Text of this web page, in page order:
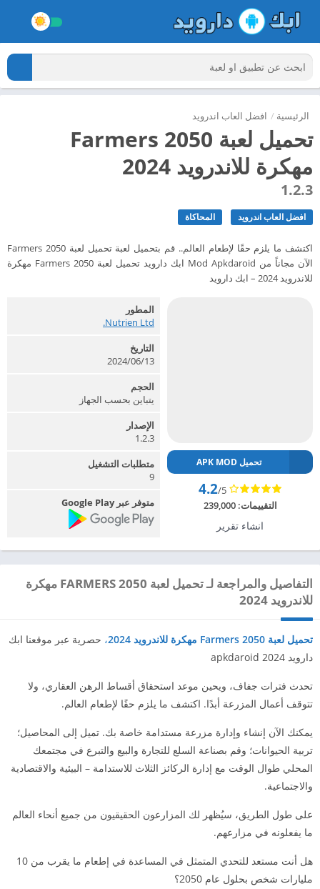
الرئيسية / افضل العاب اندرويد
تحميل لعبة Farmers 2050
مهكرة للاندرويد 2024
1.2.3
افضل العاب اندرويد المحاكاة
اكتشف ما يلزم حقًا لإطعام العالم.. قم بتحميل لعبة تحميل لعبة Farmers 2050
الآن مجاناً من Mod Apkdaroid ابك دارويد تحميل لعبة Farmers 2050 مهكرة
للاندرويد 2024 – ابك دارويد
تحميل APK MOD
4.2/5
التقييمات:239,000
انشاء تقرير
المطور
Nutrien Ltd.‏
التاريخ
2024/06/13
الحجم
يتباين بحسب الجهاز
الإصدار
1.2.3
متطلبات التشغيل
9
متوفر عبر Google Play
التفاصيل والمراجعة لـ تحميل لعبة FARMERS 2050 مهكرة
للاندرويد 2024
تحميل لعبة Farmers 2050 مهكرة للاندرويد 2024 ، حصرية عبر موقعنا ابك
دارويد 2024 apkdaroid
تحدث فترات جفاف، ويحين موعد استحقاق أقساط الرهن العقاري، ولا
تتوقف أعمال المزرعة أبدًا. اكتشف ما يلزم حقًا لإطعام العالم.
يمكنك الآن إنشاء وإدارة مزرعة مستدامة خاصة بك. تميل إلى المحاصيل؛
تربية الحيوانات؛ وقم بصناعة السلع للتجارة والبيع والتبرع في مجتمعك
المحلي طوال الوقت مع إدارة الركائز الثلاث للاستدامة – البيئية والاقتصادية
والاجتماعية.
على طول الطريق، سيُظهر لك المزارعون الحقيقيون من جميع أنحاء العالم
ما يفعلونه في مزارعهم.
هل أنت مستعد للتحدي المتمثل في المساعدة في إطعام ما يقرب من 10
مليارات شخص بحلول عام 2050؟